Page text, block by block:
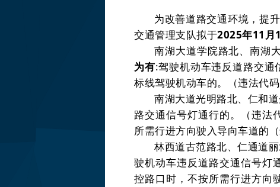
为改善道路交通环境，提
交通管理支队拟于2025年11 月
南湖大道学院路北、南湖
为有:驾驶机动车违反道路交通
标线驾驶机动车的。
（违法代码
南湖大道光明路北、仁和道
路交通信号灯通行的。
（违法
所需行进方向驶入导向车道的
林西道古范路北、仁通道
驶机动车违反道路交通信号灯
控路口时，不按所需行进方向